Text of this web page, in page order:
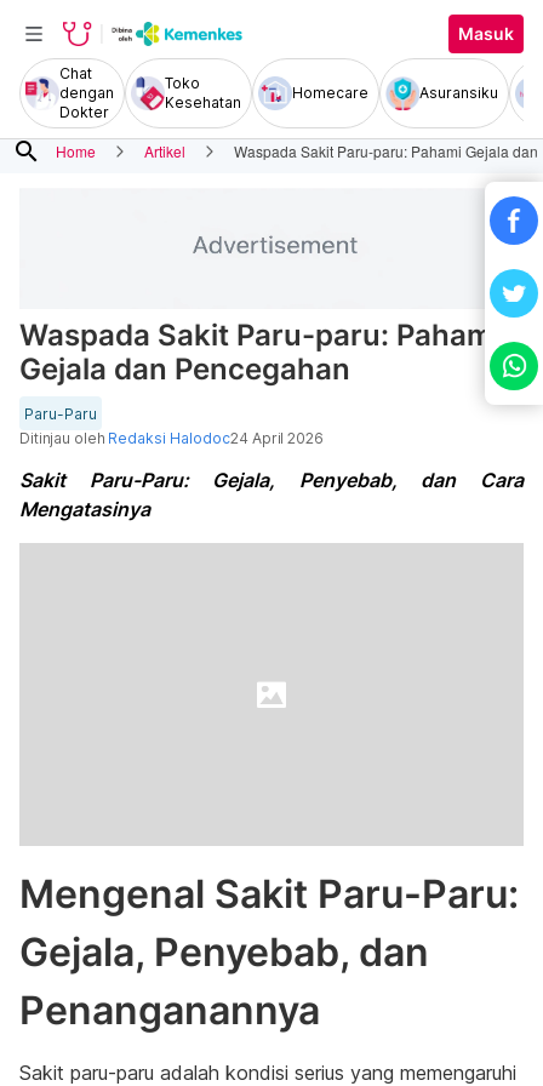
Masuk
Chat
dengan
Dokter
Toko
Kesehatan
Homecare Asuransiku
search Home Artikel Waspada Sakit Paru-paru: Pahami Gejala
Waspada Sakit Paru-paru: Pahami
Gejala dan Pencegahan
Paru-Paru
Ditinjau oleh Redaksi Halodoc24 April 2026
Sakit Paru-Paru: Gejala, Penyebab, dan Cara
Mengatasinya
Mengenal Sakit Paru-Paru:
Gejala, Penyebab, dan
Penanganannya
Sakit paru-paru adalah kondisi serius yang memengaruhi